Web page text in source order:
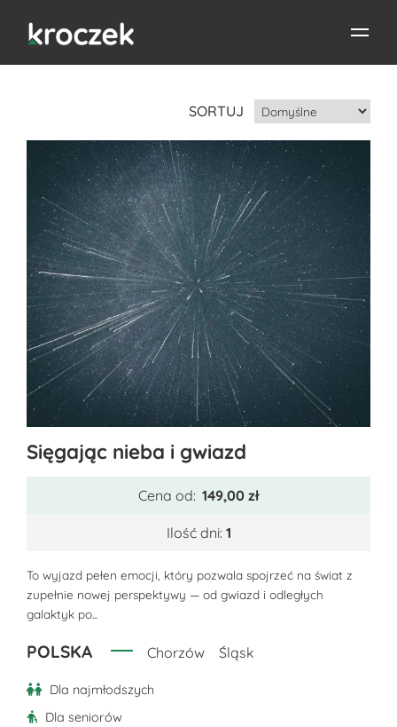
SORTUJ
produkt
można
wybrać
na
stronie
Sięgając nieba i gwiazd
Cena od: 149,00 zł
Ilość dni: 1
To wyjazd pełen emocji, który pozwala spojrzeć na świat z
zupełnie nowej perspektywy — od gwiazd i odległych
galaktyk po...
POLSKA Chorzów Śląsk
Dla najmłodszych
Dla seniorów